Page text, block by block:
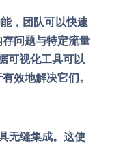
，团队可以快速
问题与特定流量
可视化工具可以
效地解决它们。
无缝集成。这使